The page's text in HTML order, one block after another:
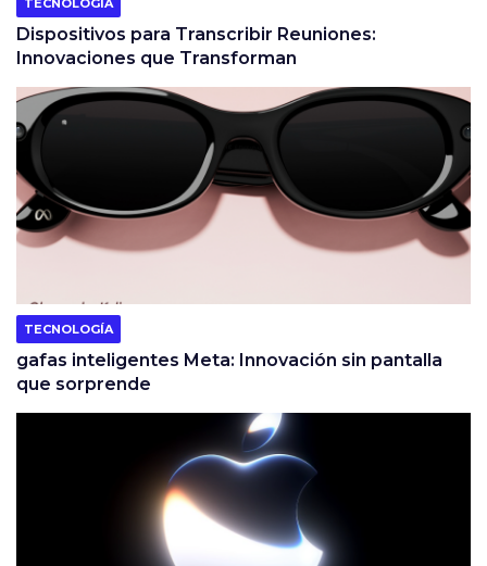
TECNOLOGÍA
Dispositivos para Transcribir Reuniones:
Innovaciones que Transforman
TECNOLOGÍA
gafas inteligentes Meta: Innovación sin pantalla
que sorprende